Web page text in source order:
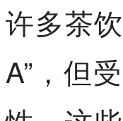
许多茶
A”，但